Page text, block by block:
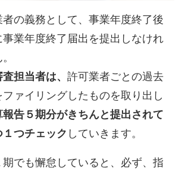
の義務として、事業年度終了後
事業年度終了届出を提出しなけれ
査担当者は、許可業者ごとの過去
ァイリングしたものを取り出し
報告５期分がきちんと提出されて
つチェック していきます。
でも懈怠していると、必ず、指